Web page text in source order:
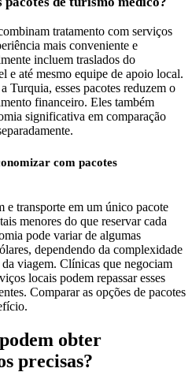
tratamento com serviços
mais conveniente e
incluem traslados do
e até mesmo equipe de apoio local.
Turquia, esses pacotes reduzem o
financeiro. Eles também
significativa em comparação
com pacotes
e transporte em um único pacote
menores do que reservar cada
pode variar de algumas
dependendo da complexidade
viagem. Clínicas que negociam
locais podem repassar esses
Comparar as opções de pacotes
obter
precisas?